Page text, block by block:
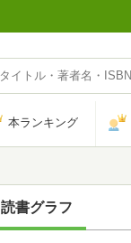
本ランキング
読書グラフ